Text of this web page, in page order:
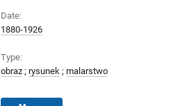
Date:
1880-1926
Type:
obraz ; rysunek ; malarstwo